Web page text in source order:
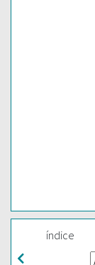
índice